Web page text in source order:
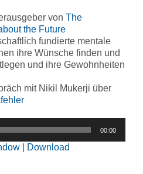
von The
the Future
fundierte mentale
ihre Wünsche finden und
und ihre Gewohnheiten
mit Nikil Mukerji über
00:00
Download